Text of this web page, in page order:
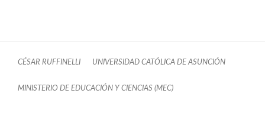
CÉSAR RUFFINELLI UNIVERSIDAD CATÓLICA DE ASUNCIÓN
MINISTERIO DE EDUCACIÓN Y CIENCIAS (MEC)